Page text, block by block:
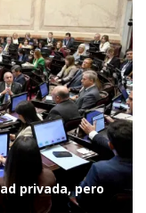
privada, pero